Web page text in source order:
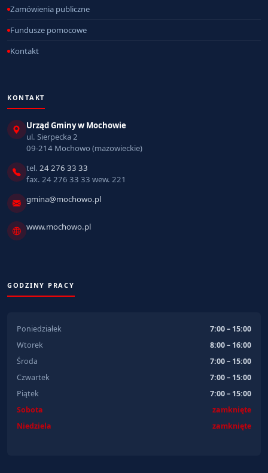
Zamówienia publiczne
Fundusze pomocowe
Kontakt
KONTAKT
Urząd Gminy w Mochowie
ul. Sierpecka 2
09-214 Mochowo (mazowieckie)
tel. 24 276 33 33
fax. 24 276 33 33 wew. 221
gmina@mochowo.pl
www.mochowo.pl
GODZINY PRACY
Poniedziałek
7:00 – 15:00
Wtorek
8:00 – 16:00
Środa
7:00 – 15:00
Czwartek
7:00 – 15:00
Piątek
7:00 – 15:00
Sobota
zamknięte
Niedziela
zamknięte